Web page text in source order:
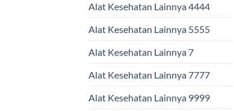
Alat Kesehatan Lainnya 4444
Alat Kesehatan Lainnya 5555
Alat Kesehatan Lainnya 7
Alat Kesehatan Lainnya 7777
Alat Kesehatan Lainnya 9999